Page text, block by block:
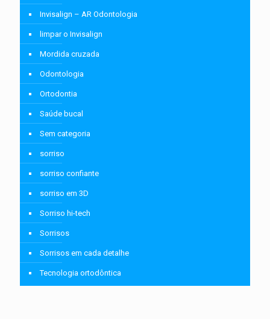
Invisalign – AR Odontologia
limpar o Invisalign
Mordida cruzada
Odontologia
Ortodontia
Saúde bucal
Sem categoria
sorriso
sorriso confiante
sorriso em 3D
Sorriso hi-tech
Sorrisos
Sorrisos em cada detalhe
Tecnologia ortodôntica